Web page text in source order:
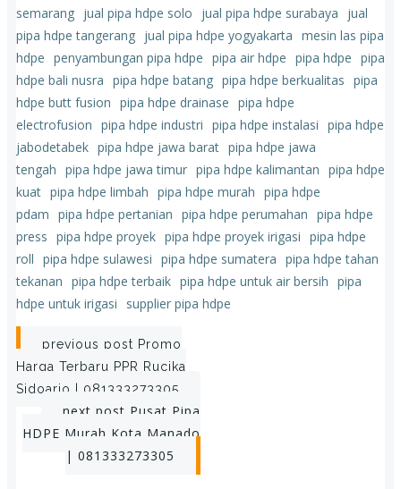
semarang jual pipa hdpe solo jual pipa hdpe surabaya
jual
pipa hdpe tangerang jual pipa hdpe yogyakarta mesin las pipa
hdpe penyambungan pipa hdpe pipa air hdpe pipa hdpe pipa
hdpe bali nusra pipa hdpe batang pipa hdpe berkualitas pipa
hdpe butt fusion pipa hdpe drainase pipa hdpe
electrofusion pipa hdpe industri pipa hdpe instalasi pipa hdpe
jabodetabek pipa hdpe jawa barat pipa hdpe jawa
tengah pipa hdpe jawa timur pipa hdpe kalimantan pipa hdpe
kuat pipa hdpe limbah pipa hdpe murah pipa hdpe
pdam pipa hdpe pertanian pipa hdpe perumahan pipa hdpe
press pipa hdpe proyek pipa hdpe proyek irigasi pipa hdpe
roll pipa hdpe sulawesi pipa hdpe sumatera pipa hdpe tahan
tekanan pipa hdpe terbaik pipa hdpe untuk air bersih pipa
hdpe untuk irigasi
supplier pipa hdpe
Post
navigation
previous post Promo
Harga Terbaru PPR Rucika
Sidoarjo | 081333273305
Post
navigation
next post Pusat Pipa
HDPE Murah Kota Manado
| 081333273305